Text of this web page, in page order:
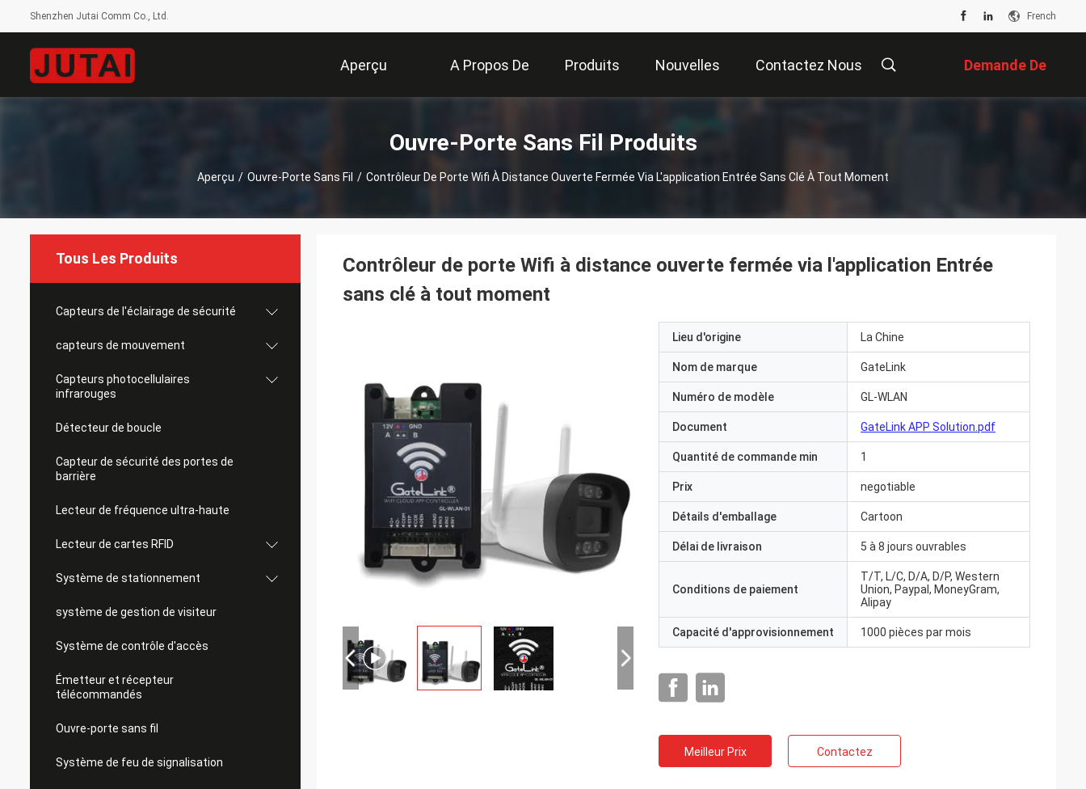
Shenzhen Jutai Comm Co., Ltd. French
Aperçu A Propos De
Nous
Produits Nouvelles Contactez Nous Demande De
Soumission
Ouvre-Porte Sans Fil Produits
Aperçu / Ouvre-Porte Sans Fil / Contrôleur De Porte Wifi À Distance Ouverte Fermée Via L'application Entrée Sans Clé À Tout Moment
Tous Les Produits
Capteurs de l'éclairage de sécurité
capteurs de mouvement
Capteurs photocellulaires
infrarouges
Détecteur de boucle
Capteur de sécurité des portes de
barrière
Lecteur de fréquence ultra-haute
Lecteur de cartes RFID
Système de stationnement
système de gestion de visiteur
Système de contrôle d'accès
Émetteur et récepteur
télécommandés
Ouvre-porte sans fil
Système de feu de signalisation
Contrôleur de porte Wifi à distance ouverte fermée via l'application Entrée
sans clé à tout moment
Lieu d'origine La Chine
Nom de marque GateLink
Numéro de modèle GL-WLAN
Document GateLink APP Solution.pdf
Quantité de commande min 1
Prix negotiable
Détails d'emballage Cartoon
Délai de livraison 5 à 8 jours ouvrables
Conditions de paiement
T/T, L/C, D/A, D/P, Western
Union, Paypal, MoneyGram,
Alipay
Capacité d'approvisionnement 1000 pièces par mois
Meilleur Prix Contactez